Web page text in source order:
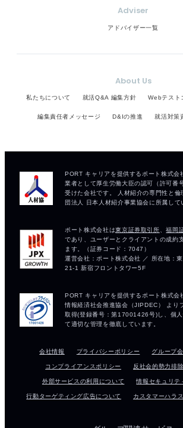
Adviser
アドバイザー一覧
About Us
私たちについて 就活Q&A 編集方針 Webテスト
編集責任者メッセージ D&Iの推進 就活対策
会社情報 プライバシーポリシー グループ
コンプライアンスポリシー 反社会的勢力排
外部サービスの利用について 情報セキュリテ
行動ターゲティング広告について カスタマーハラ